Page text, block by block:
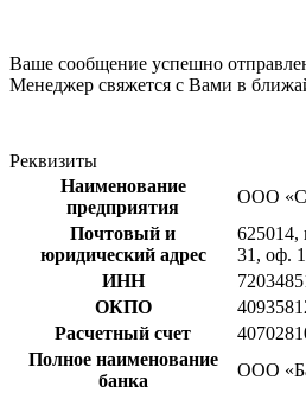
Ваше сообщение успешно
Менеджер свяжется с Вами в
Реквизиты
Наименование
предприятия
ООО
Почтовый и
юридический адрес
625014,
31, оф. 1
ИНН
ОКПО
Расчетный счет
Полное наименование
банка
ООО